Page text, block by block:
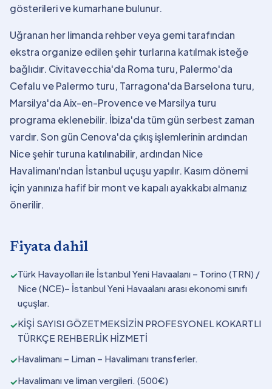
gösterileri ve kumarhane bulunur.
Uğranan her limanda rehber veya gemi tarafından
ekstra organize edilen şehir turlarına katılmak isteğe
bağlıdır. Civitavecchia'da Roma turu, Palermo'da
Cefalu ve Palermo turu, Tarragona'da Barselona turu,
Marsilya'da Aix-en-Provence ve Marsilya turu
programa eklenebilir. İbiza'da tüm gün serbest zaman
vardır. Son gün Cenova'da çıkış işlemlerinin ardından
Nice şehir turuna katılınabilir, ardından Nice
Havalimanı'ndan İstanbul uçuşu yapılır. Kasım dönemi
için yanınıza hafif bir mont ve kapalı ayakkabı almanız
önerilir.
Fiyata dahil
✓Türk Havayolları ile İstanbul Yeni Havaalanı – Torino (TRN) /
Nice (NCE)– İstanbul Yeni Havaalanı arası ekonomi sınıfı
uçuşlar.
✓KİŞİ SAYISI GÖZETMEKSİZİN PROFESYONEL KOKARTLI
TÜRKÇE REHBERLİK HİZMETİ
✓Havalimanı – Liman – Havalimanı transferler.
✓Havalimanı ve liman vergileri. (500€)